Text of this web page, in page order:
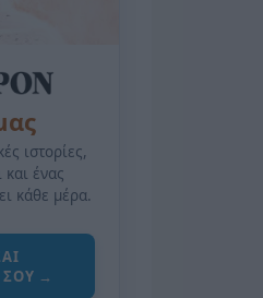
ιστορίες,
και ένας
κάθε μέρα.
ΣΟΥ →